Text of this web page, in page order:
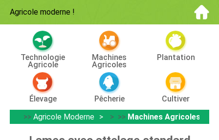
Agricole moderne !
Technologie
Agricole
Machines
Agricoles
Plantation
Élevage Pêcherie
Cultiver
>> Agricole Moderne > >> Machines Agricoles